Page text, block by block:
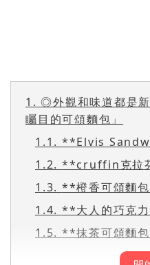
1. ◎外觀和味道都是
矚目的可頌麵包」
1.1. **Elvis
1.2. **cruffin克拉
1.3. **橙香可頌麵
1.4. **大人的巧克
1.5. **抹茶可頌麵